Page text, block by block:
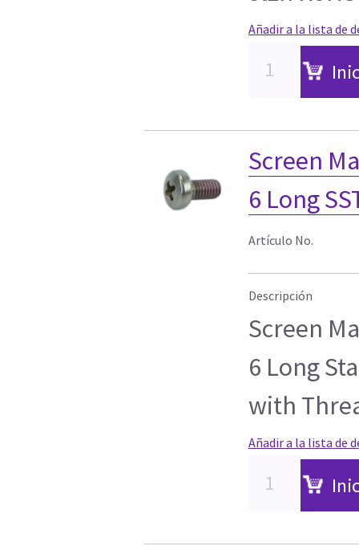
Añadir a la lista de
Screen
6 Long
Artículo No.
Descripción
Screen
6 Long
with
Añadir a la lista de